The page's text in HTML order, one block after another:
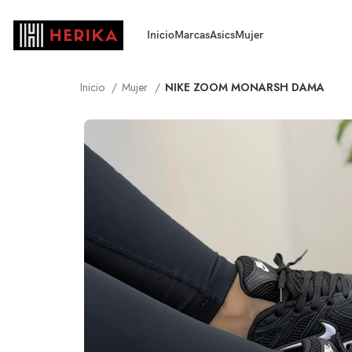
InicioMarcasAsicsMujer
Inicio Mujer NIKE ZOOM MONARSH DAMA